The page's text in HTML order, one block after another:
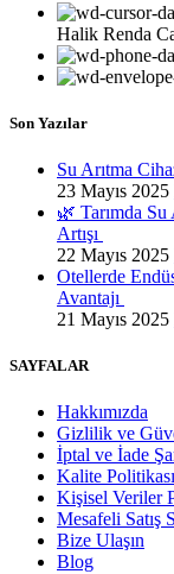
Halik Renda
Son Yazılar
Su Arıtma
23 Mayıs 2025
🌿 Tarımda
Artışı
22 Mayıs 2025
Otellerde
Avantajı
21 Mayıs 2025
SAYFALAR
Hakkımızda
Gizlilik ve
İptal ve İade
Kalite Politikası
Kişisel Veriler
Mesafeli Satış
Bize Ulaşın
Blog